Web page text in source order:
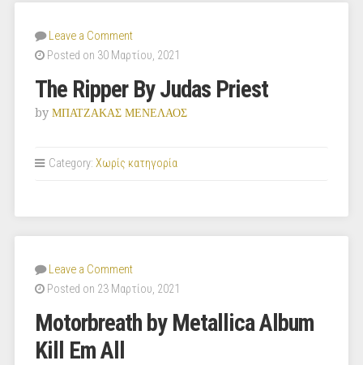
Leave a Comment
Posted on 30 Μαρτίου, 2021
The Ripper By Judas Priest
by ΜΠΑΤΖΑΚΑΣ ΜΕΝΕΛΑΟΣ
Category: Χωρίς κατηγορία
Leave a Comment
Posted on 23 Μαρτίου, 2021
Motorbreath by Metallica Album
Kill Em All